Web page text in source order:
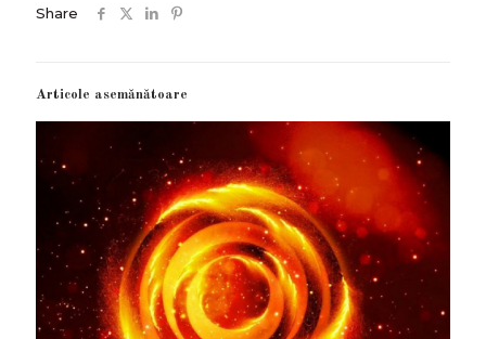
Share
Articole asemănătoare